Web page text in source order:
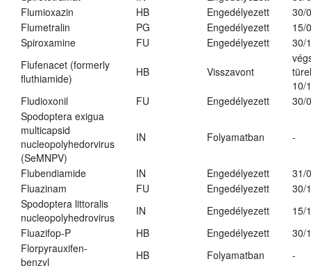
Flumioxazin
HB Engedélyezett
30/
Flumetralin
PG Engedélyezett
15/
Spiroxamine
FU Engedélyezett
30/
Flufenacet (formerly
fluthiamide)
HB Visszavont
10/
Fludioxonil
FU Engedélyezett
30/
Spodoptera exigua
multicapsid
nucleopolyhedorvirus
(SeMNPV)
IN Folyamatban -
Flubendiamide IN Engedélyezett
31/
Fluazinam
FU Engedélyezett
30/
Spodoptera littoralis
nucleopolyhedrovirus
IN Engedélyezett
15/
Fluazifop-P
HB Engedélyezett
30/
Florpyrauxifen-
benzyl
HB Folyamatban
-